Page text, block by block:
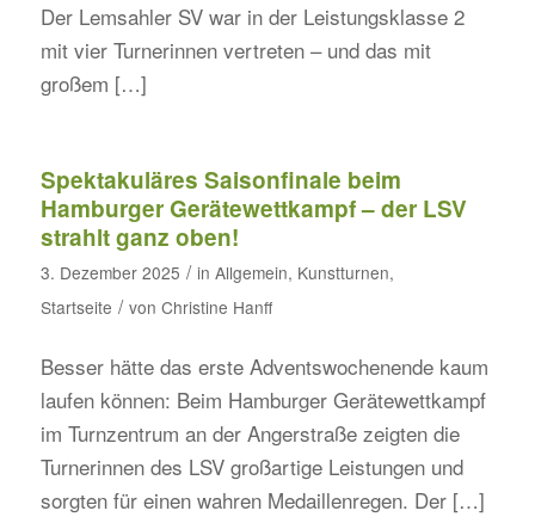
Der Lemsahler SV war in der Leistungsklasse 2
mit vier Turnerinnen vertreten – und das mit
großem […]
Spektakuläres Saisonfinale beim
Hamburger Gerätewettkampf – der LSV
strahlt ganz oben!
3. Dezember 2025 / in Allgemein, Kunstturnen,
Startseite / von Christine Hanff
Besser hätte das erste Adventswochenende kaum
laufen können: Beim Hamburger Gerätewettkampf
im Turnzentrum an der Angerstraße zeigten die
Turnerinnen des LSV großartige Leistungen und
sorgten für einen wahren Medaillenregen. Der […]